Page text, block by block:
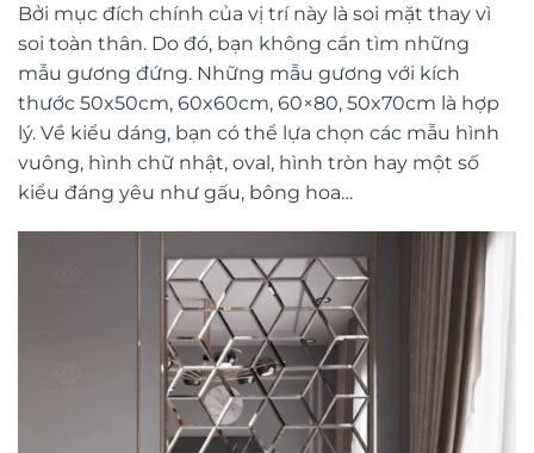
Bởi mục đích chính của vị trí này là soi mặt thay vì
soi toàn thân. Do đó, bạn không cần tìm những
mẫu gương đứng. Những mẫu gương với kích
thước 50x50cm, 60x60cm, 60×80, 50x70cm là hợp
lý. Về kiểu dáng, bạn có thể lựa chọn các mẫu hình
vuông, hình chữ nhật, oval, hình tròn hay một số
kiểu đáng yêu như gấu, bông hoa…